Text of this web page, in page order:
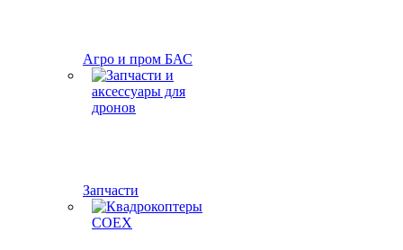
Агро и пром БАС
Запчасти